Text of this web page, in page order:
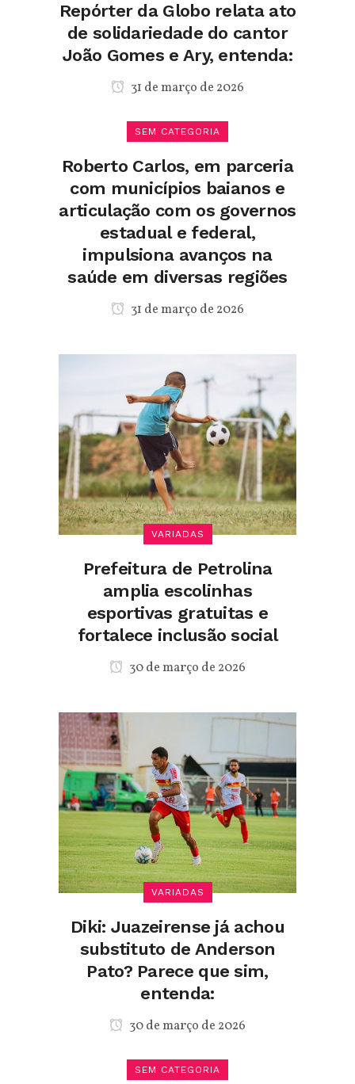
Repórter da Globo relata ato
de solidariedade do cantor
João Gomes e Ary, entenda:
31 de março de 2026
SEM CATEGORIA
Roberto Carlos, em parceria
com municípios baianos e
articulação com os governos
estadual e federal,
impulsiona avanços na
saúde em diversas regiões
31 de março de 2026
VARIADAS
Prefeitura de Petrolina
amplia escolinhas
esportivas gratuitas e
fortalece inclusão social
30 de março de 2026
VARIADAS
Diki: Juazeirense já achou
substituto de Anderson
Pato? Parece que sim,
entenda:
30 de março de 2026
SEM CATEGORIA